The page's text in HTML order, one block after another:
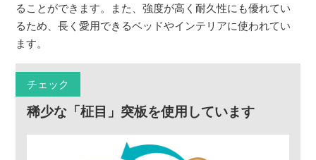
ることができます。また、強度が高く耐久性にも優れてい
るため、長く愛用できるベッドやインテリアに使われてい
ます。
チェック
稀少な「柾目」突板を使用しています